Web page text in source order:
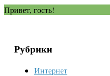
Привет, гость!
Рубрики
Интернет